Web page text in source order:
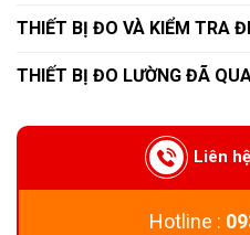
THIẾT BỊ ĐO VÀ KIỂM TRA
THIẾT BỊ ĐO LƯỜNG ĐÃ
Liên
Hotline :